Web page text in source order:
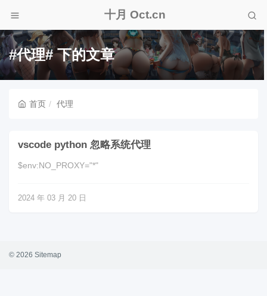
十月 Oct.cn
#代理# 下的文章
首页 代理
vscode python 忽略系统代理
$env:NO_PROXY="*"
2024 年 03 月 20 日
© 2026 Sitemap